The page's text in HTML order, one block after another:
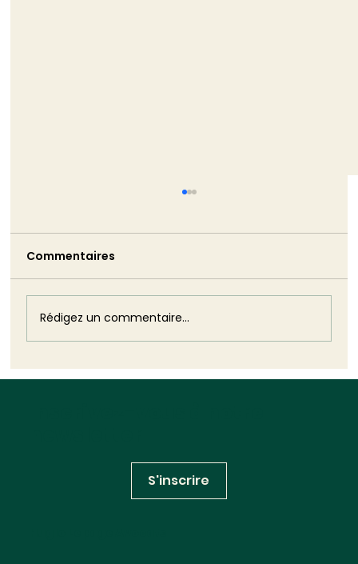
Biodiversité : ce que le droit dit du
Commentaires
Rédigez un commentaire...
S'inscrire